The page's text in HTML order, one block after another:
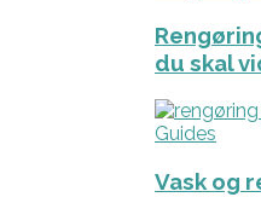
du skal
Guides
Vask og